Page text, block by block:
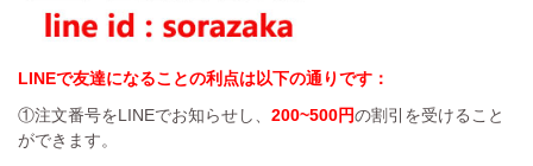
LINEで友達になることの利点は以下の通りです：
①注文番号をLINEでお知らせし、 200~500円の割引を受けること
ができます。